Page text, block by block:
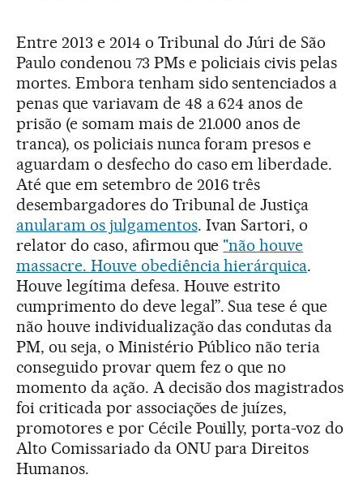
Entre 2013 e 2014 o Tribunal do Júri de São
Paulo condenou 73 PMs e policiais civis pelas
mortes. Embora tenham sido sentenciados a
penas que variavam de 48 a 624 anos de
prisão (e somam mais de 21.000 anos de
tranca), os policiais nunca foram presos e
aguardam o desfecho do caso em liberdade.
Até que em setembro de 2016 três
desembargadores do Tribunal de Justiça
anularam os julgamentos. Ivan Sartori, o
relator do caso, afirmou que"não houve
massacre. Houve obediência hierárquica.
Houve legítima defesa. Houve estrito
cumprimento do deve legal”. Sua tese é que
não houve individualização das condutas da
PM, ou seja, o Ministério Público não teria
conseguido provar quem fez o que no
momento da ação. A decisão dos magistrados
foi criticada por associações de juízes,
promotores e por Cécile Pouilly, porta-voz do
Alto Comissariado da ONU para Direitos
Humanos.